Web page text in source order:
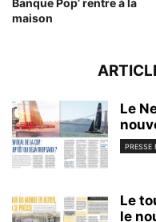
Banque Pop’ rentre à la
maison
Le
PRESSE
Le
le